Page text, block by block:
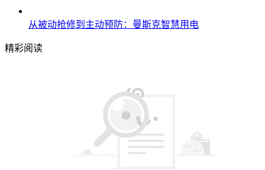
从被动抢修到主动预防：曼斯克智慧用电
精彩阅读